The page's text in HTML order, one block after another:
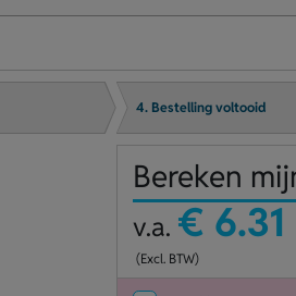
4. Bestelling voltooid
Bereken
v.a. € 6.31
(Excl. BTW)